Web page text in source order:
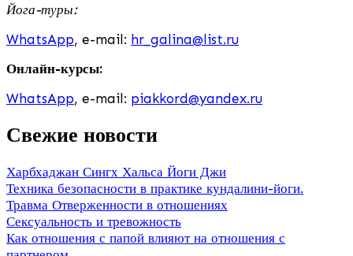
Йога-туры:
WhatsApp, e-mail: hr_galina@list.ru
Онлайн-курсы:
WhatsApp, e-mail: piakkord@yandex.ru
Свежие новости
Харбхаджан Сингх Хальса Йоги Джи
Техника безопасности в практике кундалини-йоги.
Травма Отверженности в отношениях
Сексуальность и тревожность
Как отношения с папой влияют на отношения с